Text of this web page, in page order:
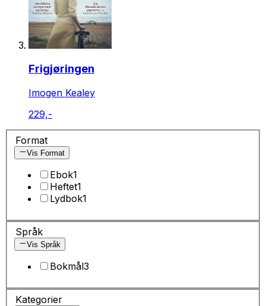
Frigjøringen
Imogen Kealey
229,-
Format
Vis Format
Ebok1
Heftet1
Lydbok1
Språk
Vis Språk
Bokmål3
Kategorier